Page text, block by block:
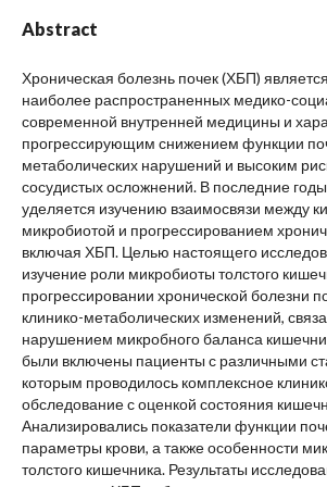
Abstract
Хроническая болезнь почек (ХБП)
наиболее распространенных медико-
современной внутренней медицины и
прогрессирующим снижением функции
метаболических нарушений и высоким
сосудистых осложнений. В последние
уделяется изучению взаимосвязи между
микробиотой и прогрессированием
включая ХБП. Целью настоящего
изучение роли микробиоты толстого
прогрессировании хронической болезни
клинико-метаболических изменений,
нарушением микробного баланса
были включены пациенты с различными
которым проводилось комплексное
обследование с оценкой состояния
Анализировались показатели функции
параметры крови, а также особенности
толстого кишечника. Результаты